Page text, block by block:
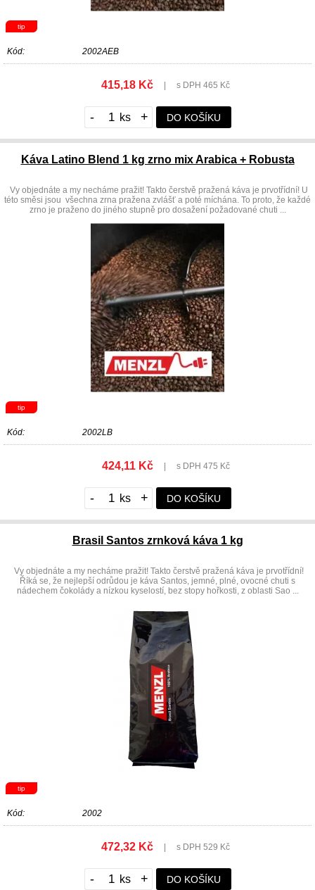
tip
Kód: 2002AEB
415,18 Kč s DPH 465 Kč
- + DO KOŠÍKU
Káva Latino Blend 1 kg zrno mix Arabica + Robusta
Vy objednáte a my necháme pražit! Takto čerstvě pražená káva je prvotřídní! U
této směsi jsou všechna zrna pražena zvlášť a poté míchána. To proto, že každé
zrno je praženo do jiného stupně pro dosažení požadované chuti ...
tip
Kód: 2002LB
424,11 Kč s DPH 475 Kč
- + DO KOŠÍKU
Brasil Santos zrnková káva 1 kg
Vy objednáte a my necháme pražit! Takto čerstvě pražená káva je prvotřídní!
Říká se, že nejlepší odrůdou je káva Santos, jemné, plné, ovocné chuti s
nádechem čokolády a nízkou kyselostí, bez stopy hořkosti, z oblasti Sao ...
tip
Kód: 2002
472,32 Kč s DPH 529 Kč
- + DO KOŠÍKU